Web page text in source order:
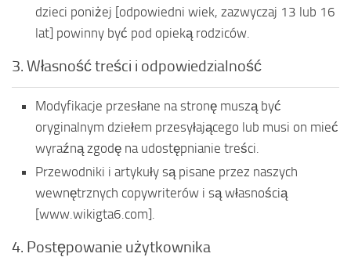
dzieci poniżej [odpowiedni wiek, zazwyczaj 13 lub 16
lat] powinny być pod opieką rodziców.
3. Własność treści i odpowiedzialność
Modyfikacje przesłane na stronę muszą być
oryginalnym dziełem przesyłającego lub musi on mieć
wyraźną zgodę na udostępnianie treści.
Przewodniki i artykuły są pisane przez naszych
wewnętrznych copywriterów i są własnością
[www.wikigta6.com].
4. Postępowanie użytkownika